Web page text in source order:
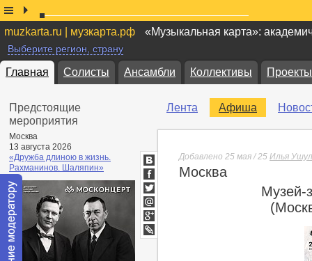
muzkarta.ru | музкарта.рф «Музыкальная карта»:
Выберите регион, страну
Главная Солисты Ансамбли Коллективы Проекты
Предстоящие
мероприятия
Москва
13 августа 2026
«Дружба длиною в жизнь.
Рахманинов. Шаляпин»
Лента Афиша
Добавлено 25 мая / 25 Илья
Москва
Музей-
ВКонтакте
Facebook
Twitter
Мой
Мир
Google+
lj